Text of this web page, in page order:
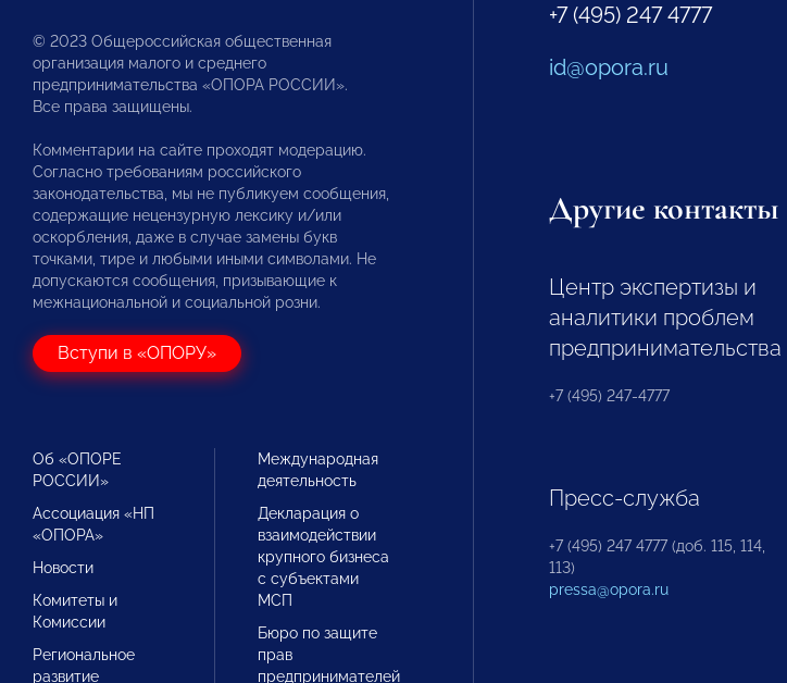
© 2023 Общероссийская общественная
организация малого и среднего
предпринимательства «ОПОРА РОССИИ».
Все права защищены.
Комментарии на сайте проходят модерацию.
Согласно требованиям российского
законодательства, мы не публикуем сообщения,
содержащие нецензурную лексику и/или
оскорбления, даже в случае замены букв
точками, тире и любыми иными символами. Не
допускаются сообщения, призывающие к
межнациональной и социальной розни.
Вступи в «ОПОРУ»
Об «ОПОРЕ
РОССИИ»
Ассоциация «НП
«ОПОРА»
Новости
Комитеты и
Комиссии
Региональное
развитие
Международная
деятельность
Декларация о
взаимодействии
крупного бизнеса
с субъектами
МСП
Бюро по защите
прав
предпринимателей
+7 (495) 247 4777
id@opora.ru
Другие контакты
Центр экспертизы и
аналитики проблем
предпринимательства
+7 (495) 247-4777
Пресс-служба
+7 (495) 247 4777 (доб. 115, 114,
113)
pressa@opora.ru